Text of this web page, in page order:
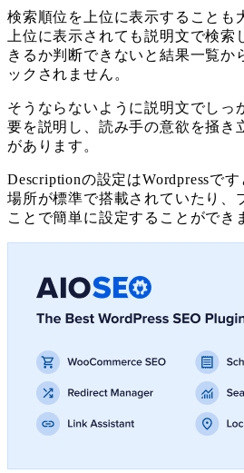
検索順位を上位に表示することも
上位に表示されても説明文で検
きるか判断できないと結果一覧か
ックされません。
そうならないように説明文でしっ
要を説明し、読み手の意欲を掻き
があります。
Descriptionの設定はWordpressで
場所が標準で搭載されていたり、
ことで簡単に設定することができ